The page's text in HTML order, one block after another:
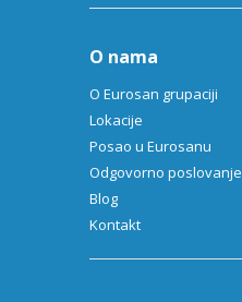
O nama
O Eurosan grupaciji
Lokacije
Posao u Eurosanu
Odgovorno poslovanje
Blog
Kontakt